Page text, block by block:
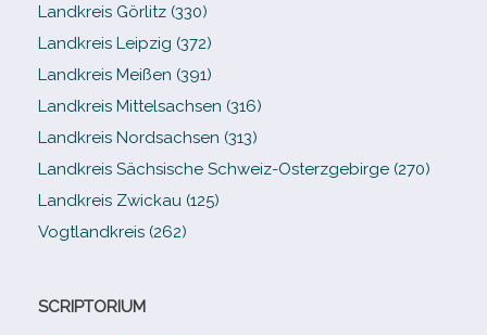
Landkreis Görlitz (330)
Landkreis Leipzig (372)
Landkreis Meißen (391)
Landkreis Mittelsachsen (316)
Landkreis Nordsachsen (313)
Landkreis Sächsische Schweiz-​Osterzgebirge (270)
Landkreis Zwickau (125)
Vogtlandkreis (262)
SCRIPTORIUM